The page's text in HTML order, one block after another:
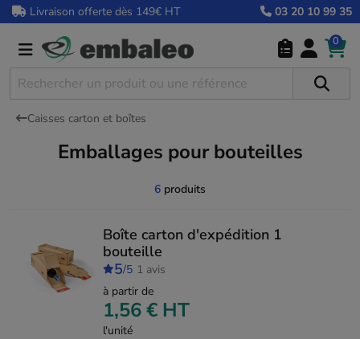
Livraison offerte dès 149€ HT 03 20 10 99 35
0
Caisses carton et boîtes
Emballages pour bouteilles
6 produits
Boîte carton d'expédition 1
bouteille
5/5 1 avis
à partir de
1,56 € HT
l'unité